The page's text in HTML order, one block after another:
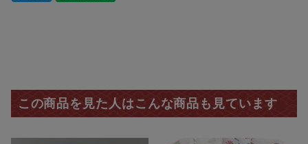
この商品を見た人はこんな商品も見ています